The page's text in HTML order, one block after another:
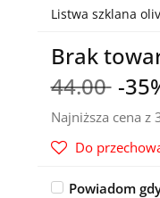
Listwa szklana
Brak
44.00 -
Najniższa cena
Do
Powiadom